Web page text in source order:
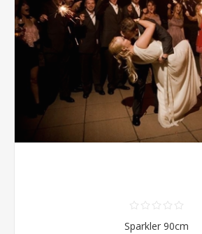
Sparkler 90cm